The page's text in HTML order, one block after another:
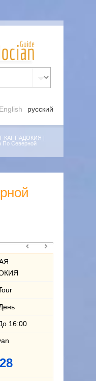
русский
English
КАППАДОКИЯ
По Северной
16:00